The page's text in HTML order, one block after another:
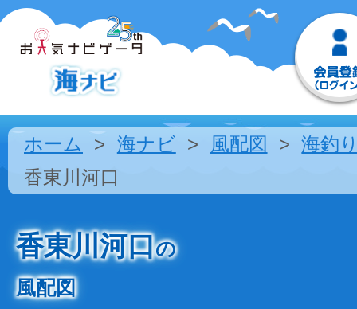
ホーム 海ナビ 風配図
海釣
香東川河口
香東川河口の
風配図